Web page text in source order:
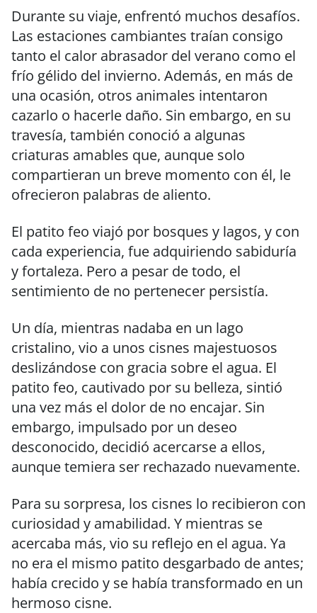
Durante su viaje, enfrentó muchos desafíos.
Las estaciones cambiantes traían consigo
tanto el calor abrasador del verano como el
frío gélido del invierno. Además, en más de
una ocasión, otros animales intentaron
cazarlo o hacerle daño. Sin embargo, en su
travesía, también conoció a algunas
criaturas amables que, aunque solo
compartieran un breve momento con él, le
ofrecieron palabras de aliento.
El patito feo viajó por bosques y lagos, y con
cada experiencia, fue adquiriendo sabiduría
y fortaleza. Pero a pesar de todo, el
sentimiento de no pertenecer persistía.
Un día, mientras nadaba en un lago
cristalino, vio a unos cisnes majestuosos
deslizándose con gracia sobre el agua. El
patito feo, cautivado por su belleza, sintió
una vez más el dolor de no encajar. Sin
embargo, impulsado por un deseo
desconocido, decidió acercarse a ellos,
aunque temiera ser rechazado nuevamente.
Para su sorpresa, los cisnes lo recibieron con
curiosidad y amabilidad. Y mientras se
acercaba más, vio su reflejo en el agua. Ya
no era el mismo patito desgarbado de antes;
había crecido y se había transformado en un
hermoso cisne.